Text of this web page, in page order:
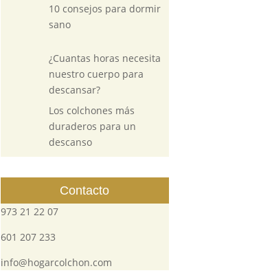
10 consejos para dormir
sano
¿Cuantas horas necesita
nuestro cuerpo para
descansar?
Los colchones más
duraderos para un
descanso
Contacto
973 21 22 07
601 207 233
info@hogarcolchon.com